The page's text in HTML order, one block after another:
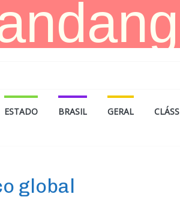
ESTADO BRASIL GERAL
global